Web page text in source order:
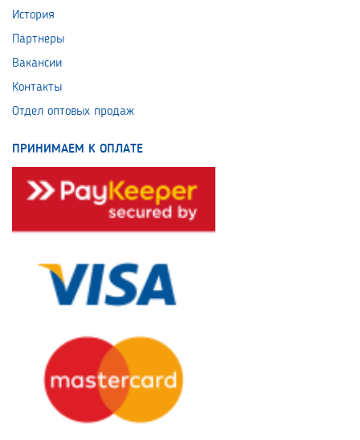
История
Партнеры
Вакансии
Контакты
Отдел оптовых продаж
ПРИНИМАЕМ К ОПЛАТЕ